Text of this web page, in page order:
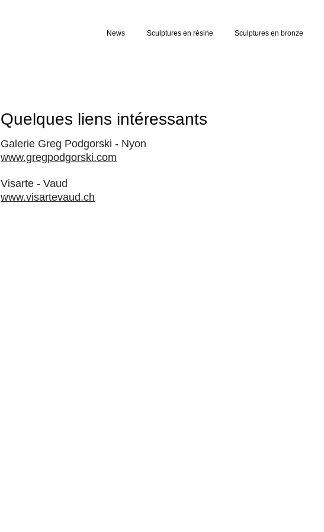
News Sculptures en résine Sculptures en bronze
Quelques liens intéressants
Galerie Greg Podgorski - Nyon
www.gregpodgorski.com
Visarte - Vaud
www.visartevaud.ch